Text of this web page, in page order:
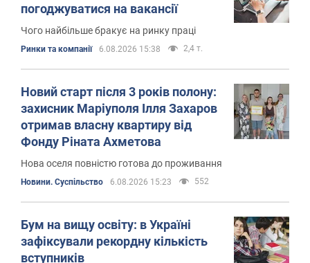
погоджуватися на вакансії
Чого найбільше бракує на ринку праці
Ринки та компанії 6.08.2026 15:38 2,4 т.
Новий старт після 3 років полону:
захисник Маріуполя Ілля Захаров
отримав власну квартиру від
Фонду Ріната Ахметова
Нова оселя повністю готова до проживання
Новини. Суспільство 6.08.2026 15:23 552
Бум на вищу освіту: в Україні
зафіксували рекордну кількість
вступників